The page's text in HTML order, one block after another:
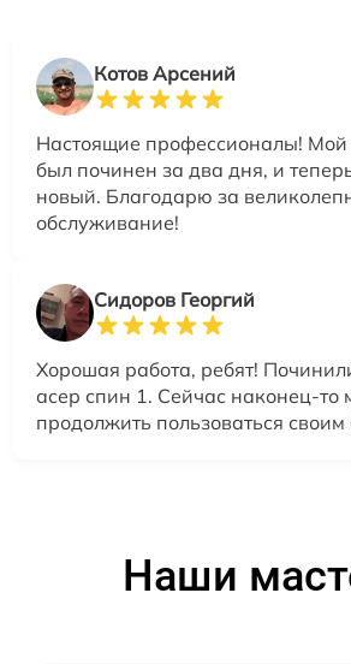
Котов Арсений
Настоящие профессионалы! Мой
был починен за два дня, и
новый. Благодарю за
обслуживание!
Сидоров Георгий
Хорошая работа, ребят!
асер спин 1. Сейчас наконец-то
продолжить пользоваться своим
Наши